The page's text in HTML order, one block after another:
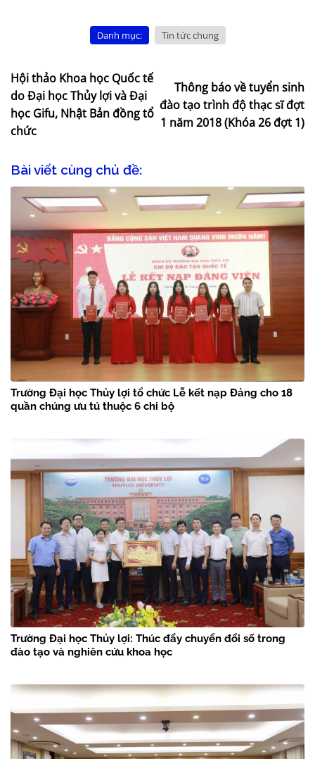
Danh mục: Tin tức chung
Hội thảo Khoa học Quốc tế
do Đại học Thủy lợi và Đại
học Gifu, Nhật Bản đồng tổ
chức
Thông báo về tuyển sinh
đào tạo trình độ thạc sĩ đợt
1 năm 2018 (Khóa 26 đợt 1)
Bài viết cùng chủ đề:
Trường Đại học Thủy lợi tổ chức Lễ kết nạp Đảng cho 18
quần chúng ưu tú thuộc 6 chi bộ
Trường Đại học Thủy lợi: Thúc đẩy chuyển đổi số trong
đào tạo và nghiên cứu khoa học